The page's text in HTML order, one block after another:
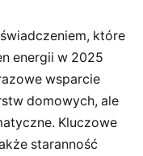
które
energii w 2025
wsparcie
domowych, ale
Kluczowe
staranność